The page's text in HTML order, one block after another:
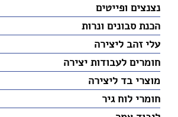
נצנצים ופייטים
הכנת סבונים ונרות
עלי זהב ליצירה
חומרים לעבודות יצירה
מוצרי בד ליצירה
חומרי לוח גיר